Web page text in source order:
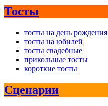
Тосты
тосты на день рождения
тосты на юбилей
тосты свадебные
прикольные тосты
короткие тосты
Сценарии